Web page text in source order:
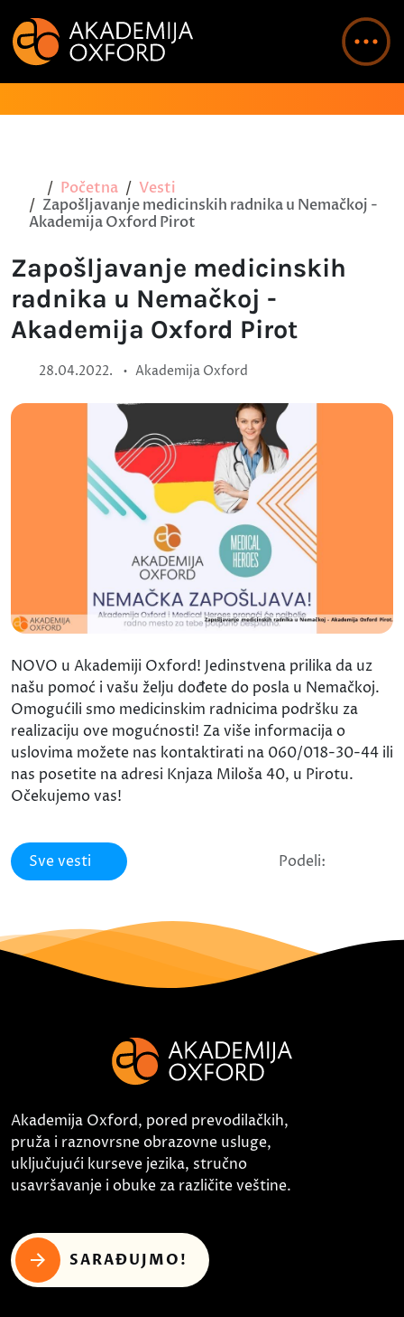
Početna
Vesti
Zapošljavanje medicinskih radnika u Nemačkoj -
Akademija Oxford Pirot
Zapošljavanje medicinskih
radnika u Nemačkoj -
Akademija Oxford Pirot
28.04.2022. • Akademija Oxford
NOVO u Akademiji Oxford! Jedinstvena prilika da uz
našu pomoć i vašu želju dođete do posla u Nemačkoj.
Omogućili smo medicinskim radnicima podršku za
realizaciju ove mogućnosti! Za više informacija o
uslovima možete nas kontaktirati na 060/018-30-44 ili
nas posetite na adresi Knjaza Miloša 40, u Pirotu.
Očekujemo vas!
Sve vesti Podeli:
Akademija Oxford, pored prevodilačkih,
pruža i raznovrsne obrazovne usluge,
uključujući kurseve jezika, stručno
usavršavanje i obuke za različite veštine.
SARAĐUJMO!